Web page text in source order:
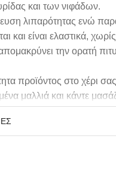
και των νιφάδων.
λιπαρότητας ενώ
και είναι ελαστικά,
την ορατή
προϊόντος στο χέρι
μαλλιά και κάντε
τα μάτια, ξεπλύνετε τα